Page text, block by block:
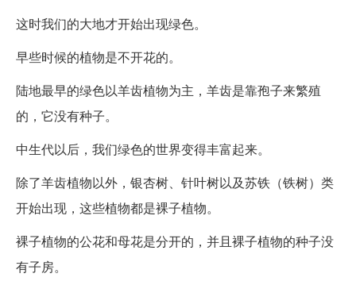
这时我们的大地才开始出现绿色。
早些时候的植物是不开花的。
陆地最早的绿色以羊齿植物为主，羊齿是靠孢子来繁殖
的，它没有种子。
中生代以后，我们绿色的世界变得丰富起来。
除了羊齿植物以外，银杏树、针叶树以及苏铁（铁树）类
开始出现，这些植物都是裸子植物。
裸子植物的公花和母花是分开的，并且裸子植物的种子没
有子房。